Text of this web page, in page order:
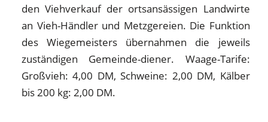
den Viehverkauf der ortsansässigen Landwirte
an Vieh-Händler und Metzgereien. Die Funktion
des Wiegemeisters übernahmen die jeweils
zuständigen Gemeinde-diener. Waage-Tarife:
Großvieh: 4,00 DM, Schweine: 2,00 DM, Kälber
bis 200 kg: 2,00 DM.